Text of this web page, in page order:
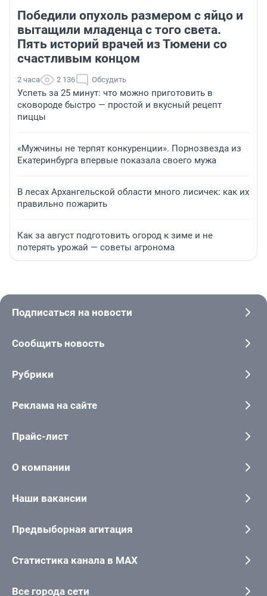
Победили опухоль размером с яйцо и
вытащили младенца с того света.
Пять историй врачей из Тюмени со
счастливым концом
2 часа 2 136 Обсудить
Успеть за 25 минут: что можно приготовить в
сковороде быстро — простой и вкусный рецепт
пиццы
«Мужчины не терпят конкуренции». Порнозвезда из
Екатеринбурга впервые показала своего мужа
В лесах Архангельской области много лисичек: как их
правильно пожарить
Как за август подготовить огород к зиме и не
потерять урожай — советы агронома
Подписаться на новости
Сообщить новость
Рубрики
Реклама на сайте
Прайс-лист
О компании
Наши вакансии
Предвыборная агитация
Статистика канала в MAX
Все города сети